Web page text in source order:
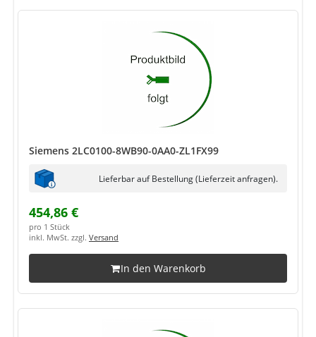
Siemens 2LC0100-8WB90-0AA0-ZL1FX99
Lieferbar auf Bestellung (Lieferzeit anfragen).
454,86 €
pro 1 Stück
inkl. MwSt. zzgl. Versand
In den Warenkorb